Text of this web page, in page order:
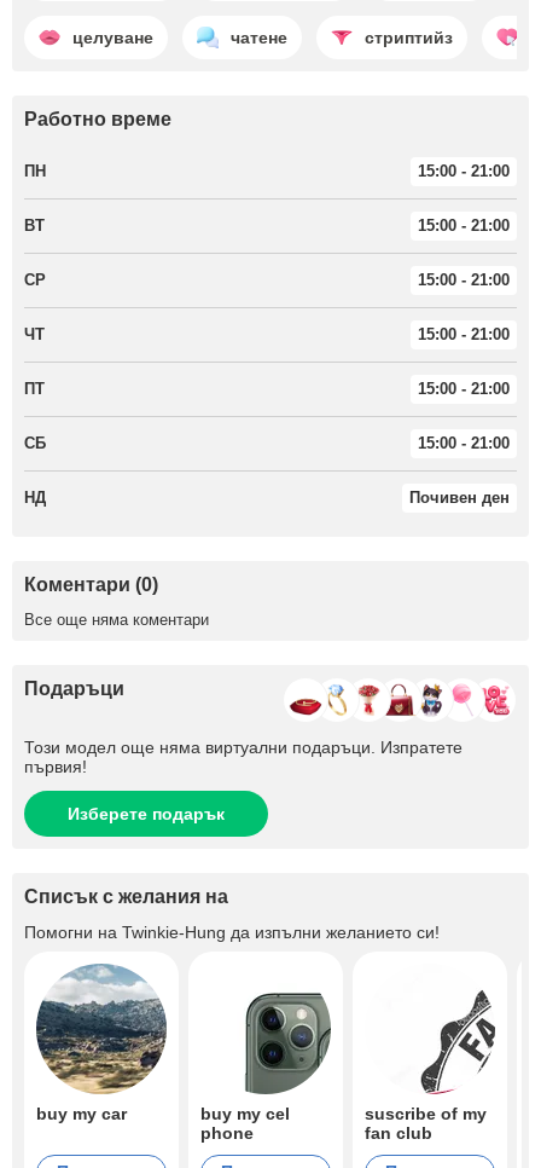
целуване чатене стриптийз
Работно време
ПН 15:00 - 21:00
ВТ 15:00 - 21:00
СР 15:00 - 21:00
ЧТ 15:00 - 21:00
ПТ 15:00 - 21:00
СБ 15:00 - 21:00
НД Почивен ден
Коментари (0)
Все още няма коментари
Подаръци
Този модел още няма виртуални подаръци. Изпратете
първия!
Изберете подарък
Списък с желания на
Помогни на Twinkie-Hung да изпълни желанието си!
buy my car
buy my cel
phone
suscribe of my
fan club